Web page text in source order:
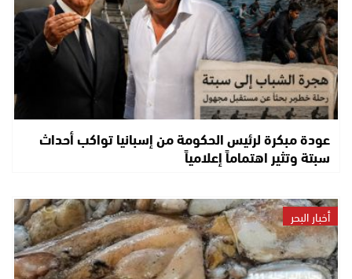
عودة مبكرة لرئيس الحكومة من إسبانيا تواكب أحداث
سبتة وتثير اهتماماً إعلامياً
أخبار البحر